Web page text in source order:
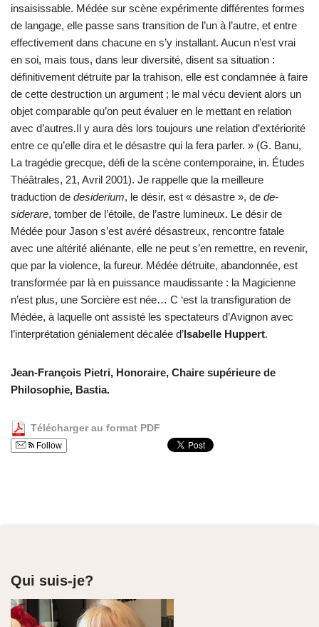
insaisissable. Médée sur scène expérimente différentes formes
de langage, elle passe sans transition de l’un à l’autre, et entre
effectivement dans chacune en s’y installant. Aucun n’est vrai
en soi, mais tous, dans leur diversité, disent sa situation :
définitivement détruite par la trahison, elle est condamnée à faire
de cette destruction un argument ; le mal vécu devient alors un
objet comparable qu’on peut évaluer en le mettant en relation
avec d’autres.Il y aura dès lors toujours une relation d’extériorité
entre ce qu’elle dira et le désastre qui la fera parler. » (G. Banu,
La tragédie grecque, défi de la scène contemporaine, in. Études
Théâtrales, 21, Avril 2001). Je rappelle que la meilleure
traduction de desiderium, le désir, est « désastre », de de-
siderare, tomber de l’étoile, de l’astre lumineux. Le désir de
Médée pour Jason s’est avéré désastreux, rencontre fatale
avec une altérité aliénante, elle ne peut s’en remettre, en revenir,
que par la violence, la fureur. Médée détruite, abandonnée, est
transformée par là en puissance maudissante : la Magicienne
n’est plus, une Sorcière est née… C ‘est la transfiguration de
Médée, à laquelle ont assisté les spectateurs d’Avignon avec
l’interprétation génialement décalée d’Isabelle Huppert.
Jean-François Pietri, Honoraire, Chaire supérieure de
Philosophie, Bastia.
Télécharger au format PDF
Follow
Qui suis-je?